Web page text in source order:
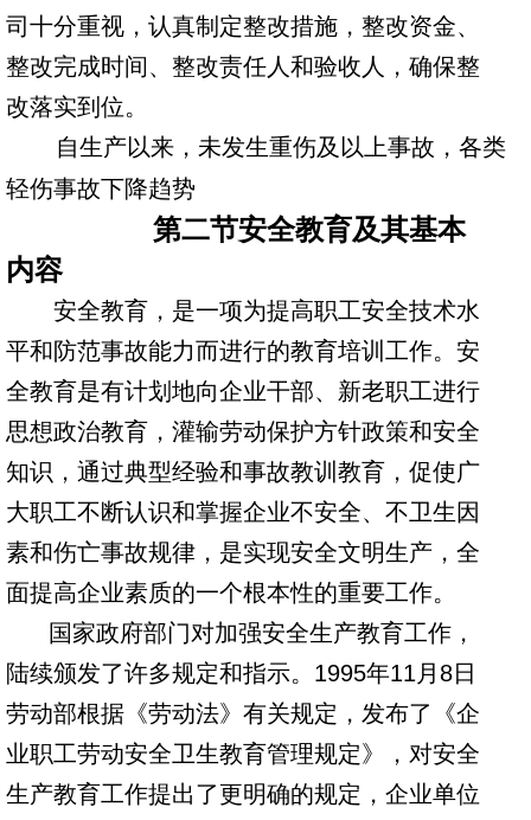
司十分重视，认真制定整改措施，整改资金、
整改完成时间、整改责任人和验收人，确保整
改落实到位。
自生产以来，未发生重伤及以上事故，各类
轻伤事故下降趋势
第二节安全教育及其基本
内容
安全教育，是一项为提高职工安全技术水
平和防范事故能力而进行的教育培训工作。安
全教育是有计划地向企业干部、新老职工进行
思想政治教育，灌输劳动保护方针政策和安全
知识，通过典型经验和事故教训教育，促使广
大职工不断认识和掌握企业不安全、不卫生因
素和伤亡事故规律，是实现安全文明生产，全
面提高企业素质的一个根本性的重要工作。
国家政府部门对加强安全生产教育工作，
陆续颁发了许多规定和指示。1995年11月8日
劳动部根据《劳动法》有关规定，发布了《企
业职工劳动安全卫生教育管理规定》，对安全
生产教育工作提出了更明确的规定，企业单位